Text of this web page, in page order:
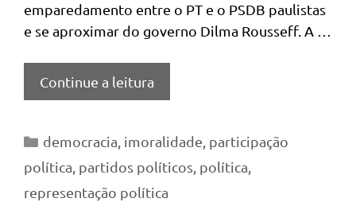
emparedamento entre o PT e o PSDB paulistas
e se aproximar do governo Dilma Rousseff. A …
Continue a leitura
Categorias
democracia imoralidade participação
política partidos políticos política
representação política